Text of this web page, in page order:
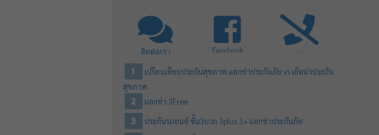
ติดต่อเรา Facebook ...
เปรียบเทียบประกันสุขภาพ แอกซ่าประกันภัย vs เอ็ทน่าประกัน
สุขภาพ
แอกซ่า 3Free
ประกันรถยนต์ ชั้น3บวก 3plus 3+ แอกซ่าประกันภัย